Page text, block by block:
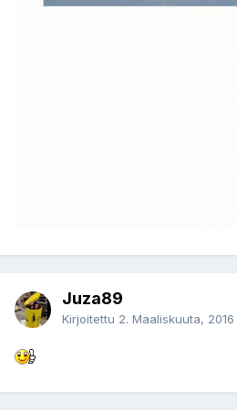
Juza89
Kirjoitettu 2. Maaliskuuta, 2016